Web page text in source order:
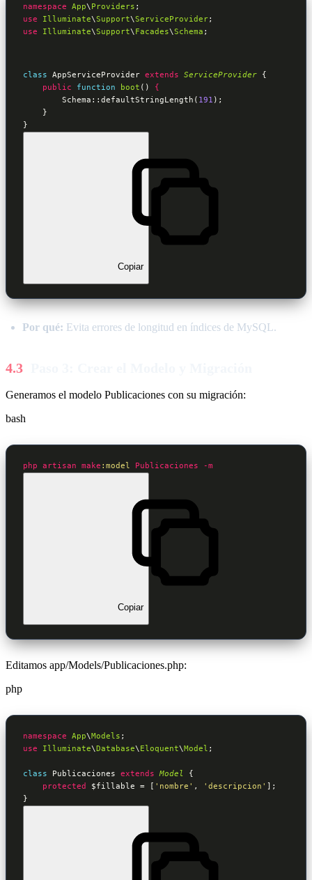
namespace App\ Providers
use
Illuminate\Support\ServiceProvider
use
Illuminate\Support\ Facades\Schema ;
class AppServiceProvider extends ServiceProvider {
public
function boot ()
{
        Schema::defaultStringLength(
191 );
    }
}
Copiar
Por qué: Evita errores de longitud en índices de MySQL.
Generamos el modelo Publicaciones con su migración:
bash
php artisan make :model Publicaciones -m
Copiar
Editamos app/Models/Publicaciones.php:
php
namespace App\Models
use
Illuminate\Database\ Eloquent\Model ;
class Publicaciones extends Model
{
protected
$fillable = [ 'nombre' , 'descripcion' ];
}